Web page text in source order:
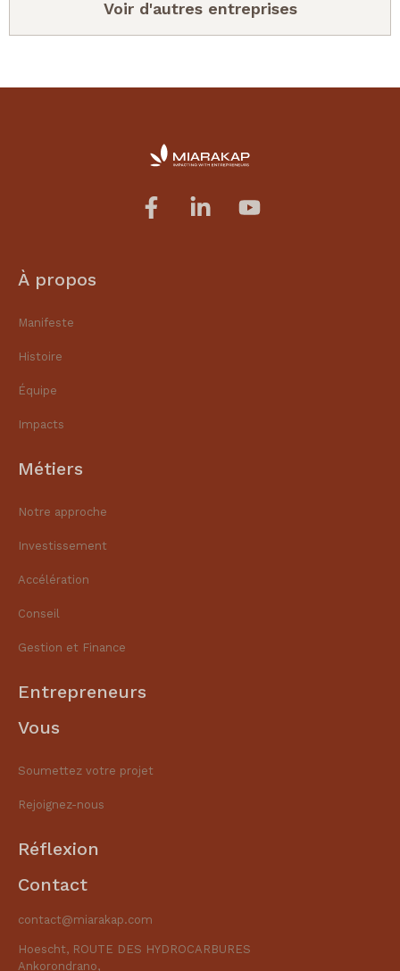
Voir d'autres entreprises
À propos
Manifeste
Histoire
Équipe
Impacts
Métiers
Notre approche
Investissement
Accélération
Conseil
Gestion et Finance​
Entrepreneurs
Vous
Soumettez votre projet
Rejoignez-nous
Réflexion
Contact
contact@miarakap.com
Hoescht, ROUTE DES HYDROCARBURES
Ankorondrano,